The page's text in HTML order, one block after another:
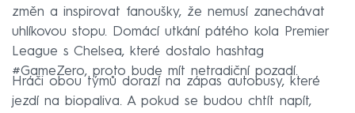
změn a inspirovat fanoušky, že nemusí zanechávat
uhlíkovou stopu. Domácí utkání pátého kola Premier
League s Chelsea, které dostalo hashtag
#GameZero, proto bude mít netradiční pozadí.
Hráči obou týmů dorazí na zápas autobusy, které
jezdí na biopaliva. A pokud se budou chtít napít,